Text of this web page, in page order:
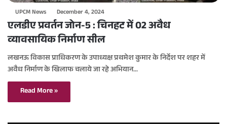
UPCM News December 4, 2024
एलडीए प्रवर्तन जोन-5 : चिनहट में 02 अवैध
व्यावसायिक निर्माण सील
लखनऊ विकास प्राधिकरण के उपाध्यक्ष प्रथमेश कुमार के निर्देश पर शहर में
अवैध निर्माण के खिलाफ चलाये जा रहे अभियान…
Read More »